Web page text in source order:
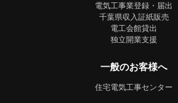
電気工事業登録・届出
千葉県収入証紙販売
電工会館貸出
独立開業支援
一般のお客様へ
住宅電気工事センター